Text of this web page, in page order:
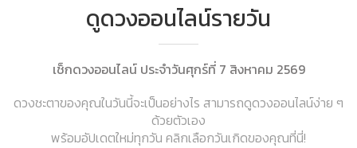
ดูดวงออนไลน์รายวัน
เช็กดวงออนไลน์ ประจำวันศุกร์ที่ 7 สิงหาคม 2569
ดวงชะตาของคุณในวันนี้จะเป็นอย่างไร สามารถดูดวงออนไลน์ง่าย ๆ
ด้วยตัวเอง
พร้อมอัปเดตใหม่ทุกวัน คลิกเลือกวันเกิดของคุณที่นี่!